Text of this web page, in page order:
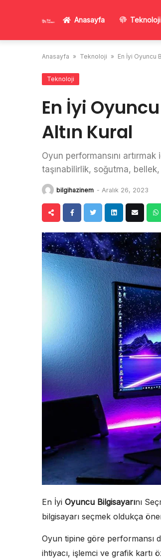
Anasayfa Teknoloji
Anasayfa » Teknoloji » En İyi Oyuncu
Teknoloji
En İyi
Altın Kural
Oyun performansını
taşınabilirlik, soğutma,
bilgihazinem - Aralık 26, 2023
En İyi Oyuncu Bilgisayarını
bilgisayarı seçmek oldukça
Oyun tipine göre performansı
ihtiyacı, işlemci ve grafik kartı